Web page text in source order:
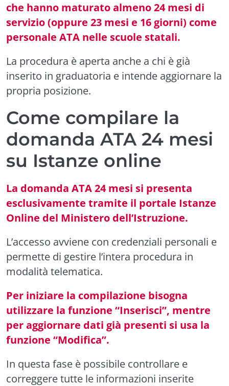
che hanno maturato almeno 24 mesi di
servizio (oppure 23 mesi e 16 giorni) come
personale ATA nelle scuole statali.
La procedura è aperta anche a chi è già
inserito in graduatoria e intende aggiornare la
propria posizione.
Come compilare la
domanda ATA 24 mesi
su Istanze online
La domanda ATA 24 mesi si presenta
esclusivamente tramite il portale Istanze
Online del Ministero dell’Istruzione.
L’accesso avviene con credenziali personali e
permette di gestire l’intera procedura in
modalità telematica.
Per iniziare la compilazione bisogna
utilizzare la funzione “Inserisci”, mentre
per aggiornare dati già presenti si usa la
funzione “Modifica”.
In questa fase è possibile controllare e
correggere tutte le informazioni inserite